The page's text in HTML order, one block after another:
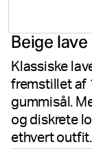
stemmer
Beige
Klassiske
fremstillet af
gummisål.
og diskrete
ethvert outfit.